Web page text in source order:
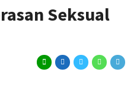
Seksual